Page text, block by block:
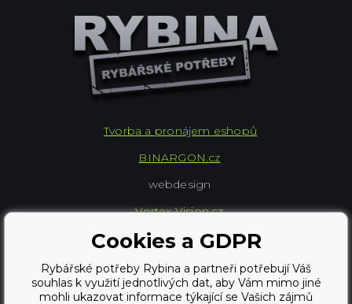
Copyright © 2009 - 2026,
Rybářské potřeby Rybina
Tvorba a pronájem eshopů
BINARGON.cz
webdesign
Vortex Vision.cz
Cookies a GDPR
Rybářské potřeby Rybina a partneři potřebují Váš
souhlas k využití jednotlivých dat, aby Vám mimo jiné
mohli ukazovat informace týkající se Vašich zájmů